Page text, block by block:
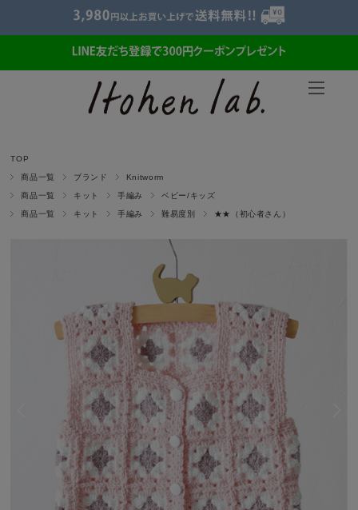
TOP
商品一覧 ブランド Knitworm
商品一覧 キット 手編み ベビー/キッズ
商品一覧 キット 手編み 難易度別 ★★（初心者さん）